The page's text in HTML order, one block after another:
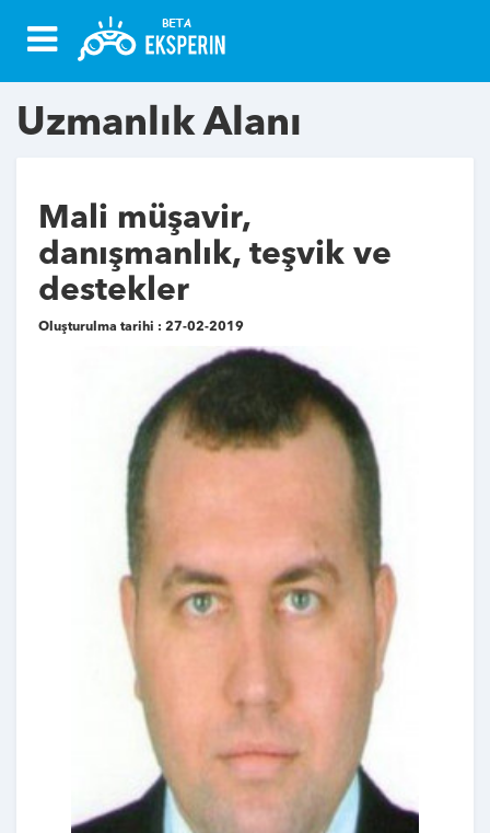
Uzmanlık Alanı
Mali müşavir,
danışmanlık, teşvik ve
destekler
Oluşturulma tarihi : 27-02-2019